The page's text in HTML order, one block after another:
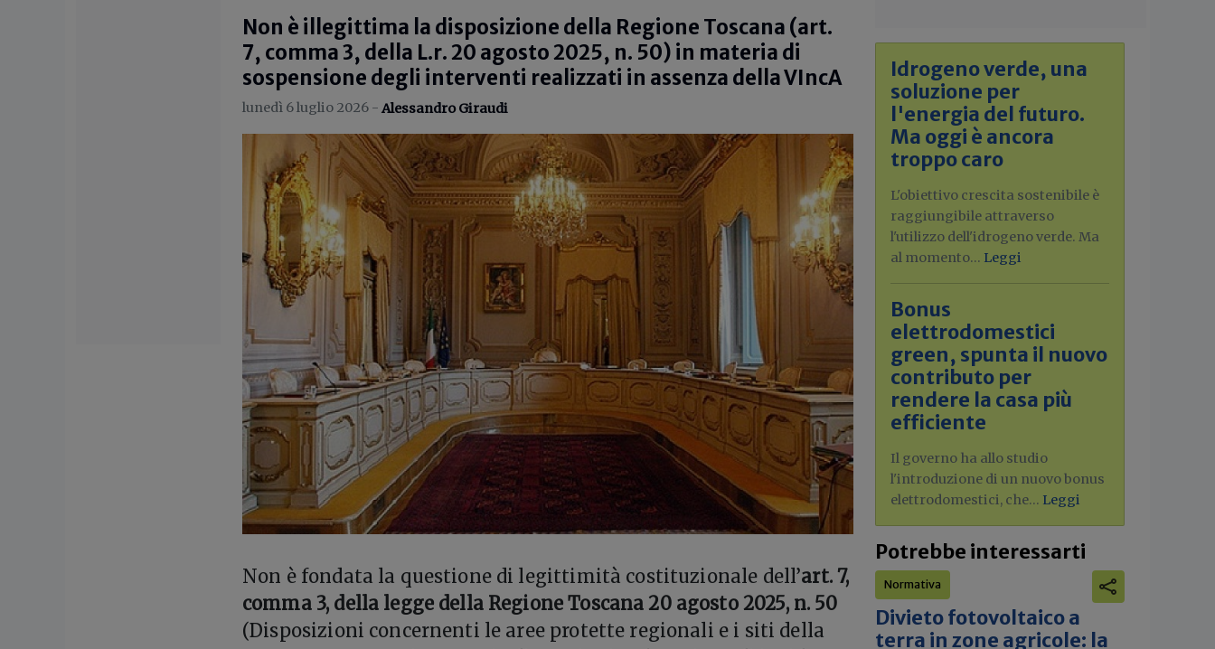
Non è illegittima la disposizione della Regione Toscana (art.
7, comma 3, della L.r. 20 agosto 2025, n. 50) in materia di
sospensione degli interventi realizzati in assenza della VIncA
lunedì 6 luglio 2026 - Alessandro Giraudi
Non è fondata la questione di legittimità costituzionale dell’art. 7,
comma 3, della legge della Regione Toscana 20 agosto 2025, n. 50
(Disposizioni concernenti le aree protette regionali e i siti della
Idrogeno verde, una
soluzione per
l'energia del futuro.
Ma oggi è ancora
troppo caro
L'obiettivo crescita sostenibile è
raggiungibile attraverso
l'utilizzo dell'idrogeno verde. Ma
al momento... Leggi
Bonus
elettrodomestici
green, spunta il nuovo
contributo per
rendere la casa più
efficiente
Il governo ha allo studio
l'introduzione di un nuovo bonus
elettrodomestici, che... Leggi
Potrebbe interessarti
Normativa
Divieto fotovoltaico a
terra in zone agricole: la